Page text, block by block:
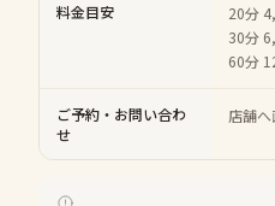
料金目安
20分
30分
60分
ご予約・お問い合わ
せ
店舗